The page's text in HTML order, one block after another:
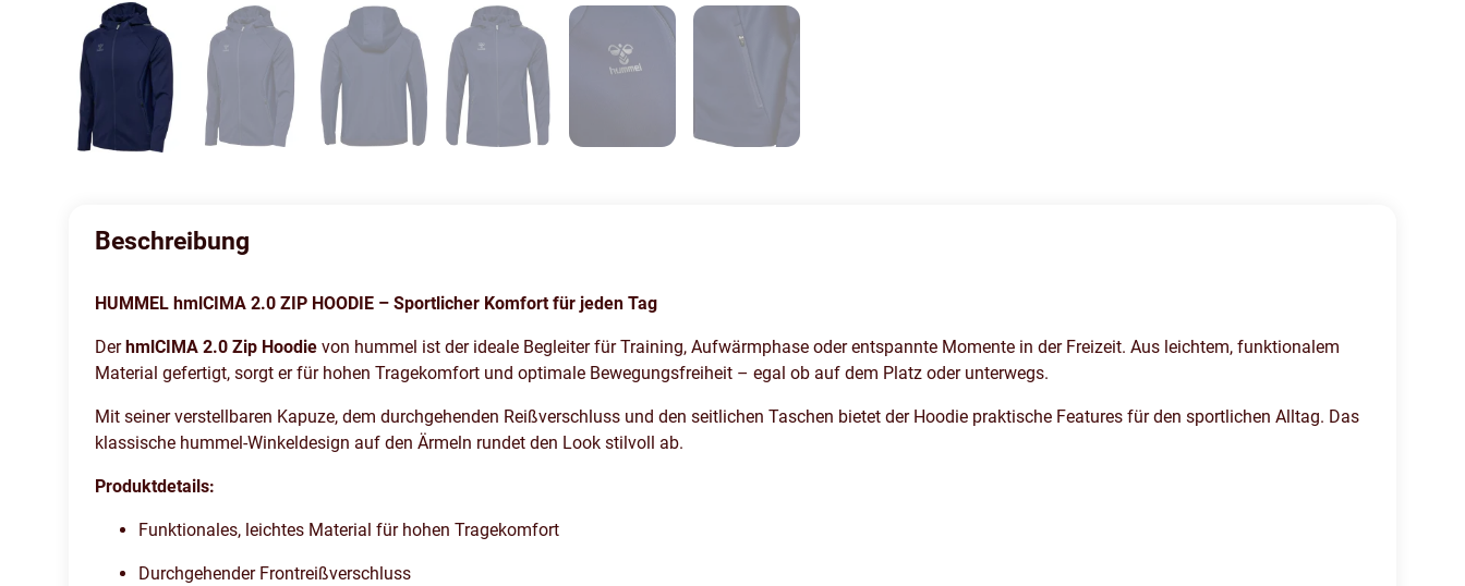
Beschreibung
HUMMEL hmlCIMA 2.0 ZIP HOODIE – Sportlicher Komfort für jeden Tag
Der hmlCIMA 2.0 Zip Hoodie von hummel ist der ideale Begleiter für Training, Aufwärmphase oder entspannte Momente in der Freizeit. Aus leichtem, funktionalem
Material gefertigt, sorgt er für hohen Tragekomfort und optimale Bewegungsfreiheit – egal ob auf dem Platz oder unterwegs.
Mit seiner verstellbaren Kapuze, dem durchgehenden Reißverschluss und den seitlichen Taschen bietet der Hoodie praktische Features für den sportlichen Alltag. Das
klassische hummel-Winkeldesign auf den Ärmeln rundet den Look stilvoll ab.
Produktdetails:
Funktionales, leichtes Material für hohen Tragekomfort
Durchgehender Frontreißverschluss